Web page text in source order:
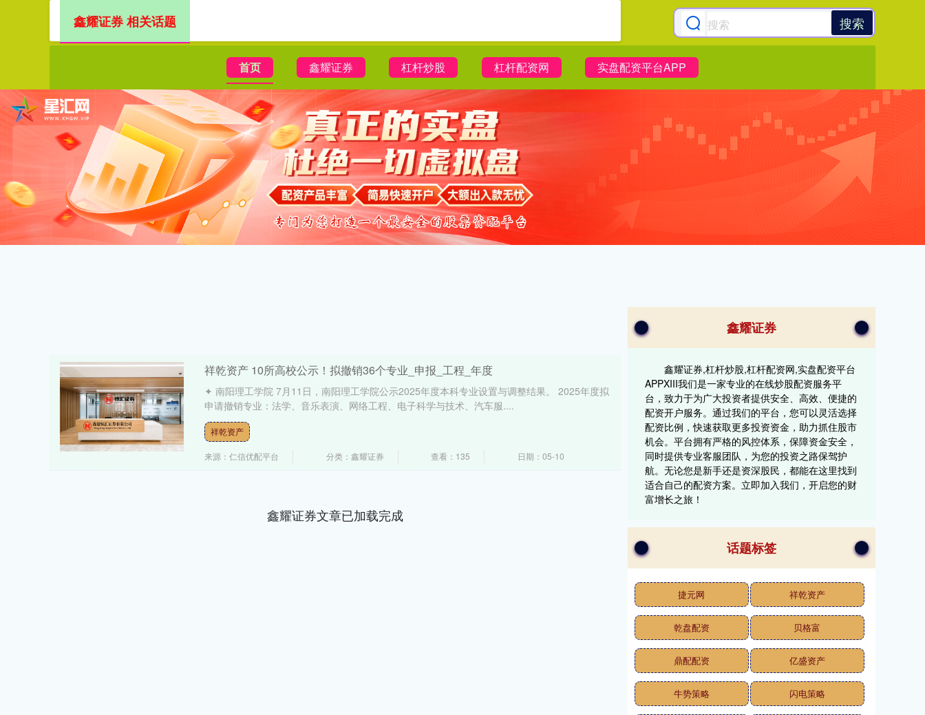
搜索
首页 鑫耀证券 杠杆炒股 杠杆配资网 实盘配资平台APP
鑫耀证券 相关话题
祥乾资产 10所高校公示！拟撤销36个专业_申报_工程_年度
✦ 南阳理工学院 7月11日，南阳理工学院公示2025年度本科专业设置与调整结果。 2025年度拟
申请撤销专业：法学、音乐表演、网络工程、电子科学与技术、汽车服....
祥乾资产
来源：仁信优配平台 分类：鑫耀证券 查看：135 日期：05-10
鑫耀证券文章已加载完成
鑫耀证券
鑫耀证券,杠杆炒股,杠杆配资网,实盘配资平台
APPXIII‌我们是一家专业的在线炒股配资服务平
台，致力于为广大投资者提供安全、高效、便捷的
配资开户服务。通过我们的平台，您可以灵活选择
配资比例，快速获取更多投资资金，助力抓住股市
机会。平台拥有严格的风控体系，保障资金安全，
同时提供专业客服团队，为您的投资之路保驾护
航。无论您是新手还是资深股民，都能在这里找到
适合自己的配资方案。立即加入我们，开启您的财
富增长之旅！
话题标签
捷元网 祥乾资产
乾盘配资 贝格富
鼎配配资 亿盛资产
牛势策略 闪电策略